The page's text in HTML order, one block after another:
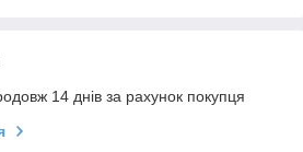
14 днів за рахунок покупця